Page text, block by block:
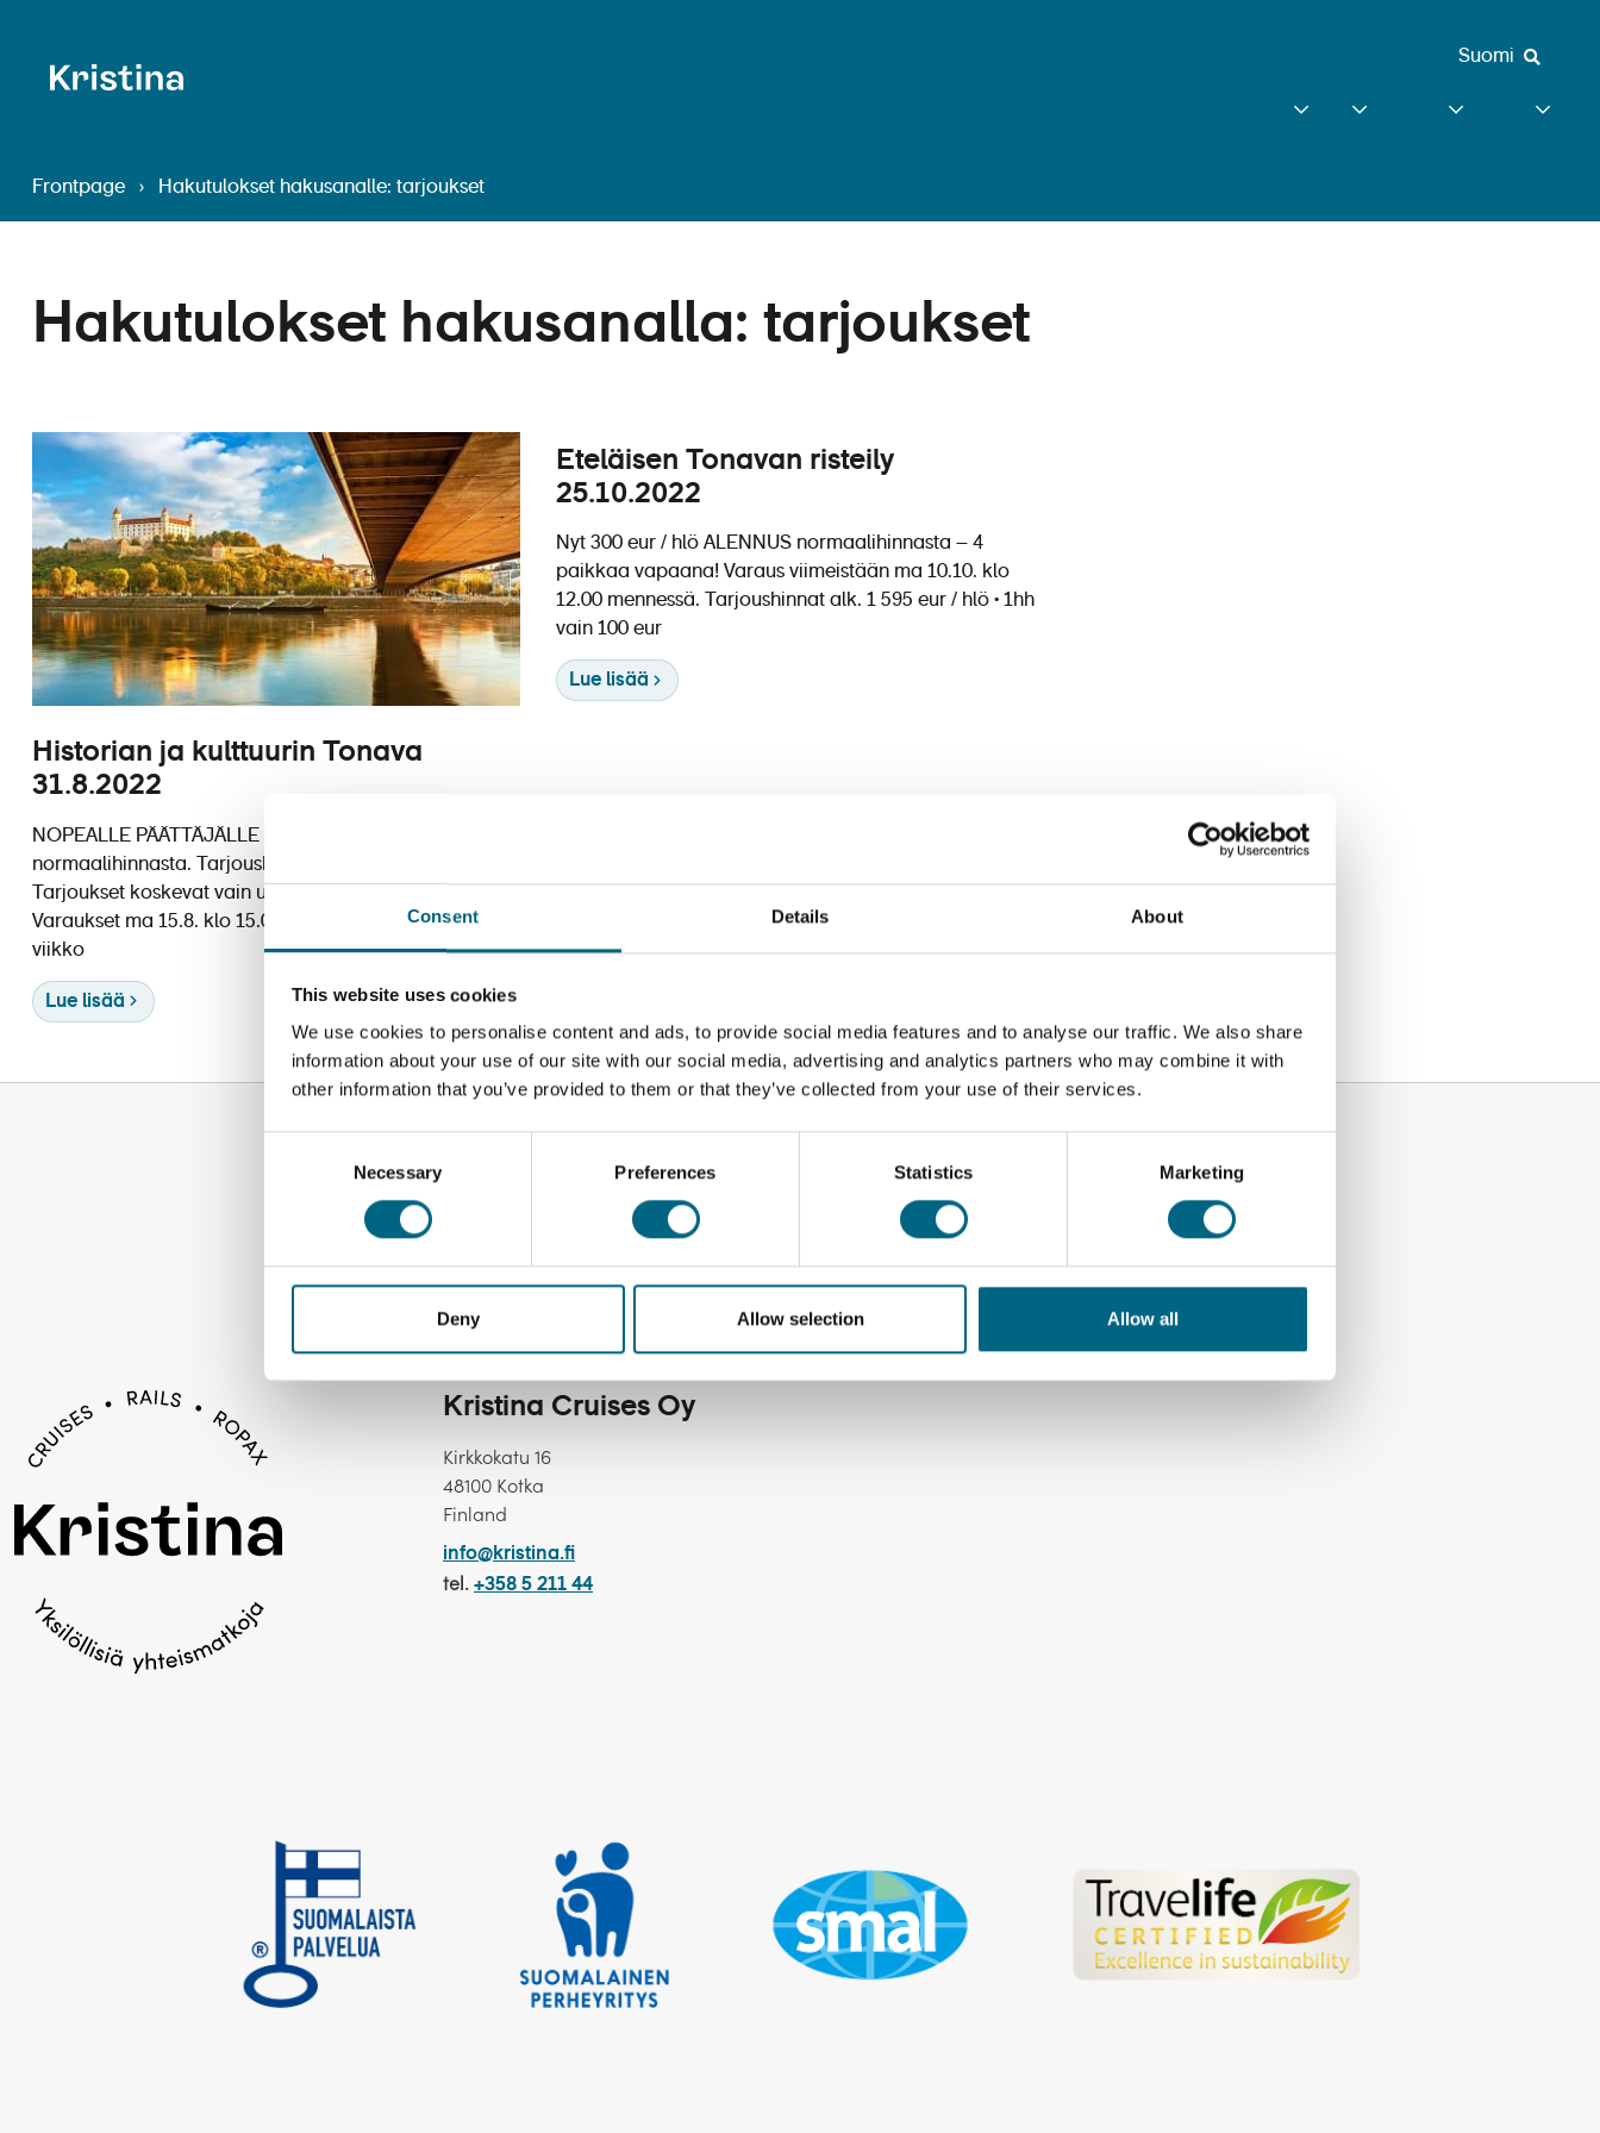
Consent Details About
This website uses cookies
We use cookies to personalise content and ads, to provide social media features and to analyse our traffic. We also share
information about your use of our site with our social media, advertising and analytics partners who may combine it with
other information that you’ve provided to them or that they’ve collected from your use of their services.
Necessary Preferences Statistics Marketing
Deny Allow selection Allow all
Suomi
Frontpage › Hakutulokset hakusanalle: tarjoukset
Hakutulokset hakusanalla: tarjoukset
Historian ja kulttuurin Tonava
31.8.2022
NOPEALLE PÄÄTTÄJÄLLE NYT 500 eur / hlö ALENNUS
normaalihinnasta. Tarjoushinnat alk. 1 455 eur / hlö
Tarjoukset koskevat vain uusia varauksia. HUOM!
Varaukset ma 15.8. klo 15.00 mennessä. Rentoudu
viikko
Lue lisää
Eteläisen Tonavan risteily
25.10.2022
Nyt 300 eur / hlö ALENNUS normaalihinnasta – 4
paikkaa vapaana! Varaus viimeistään ma 10.10. klo
12.00 mennessä. Tarjoushinnat alk. 1 595 eur / hlö • 1hh
vain 100 eur
Lue lisää
Kristina Cruises Oy
Kirkkokatu 16
48100 Kotka
Finland
info@kristina.fi
tel. +358 5 211 44